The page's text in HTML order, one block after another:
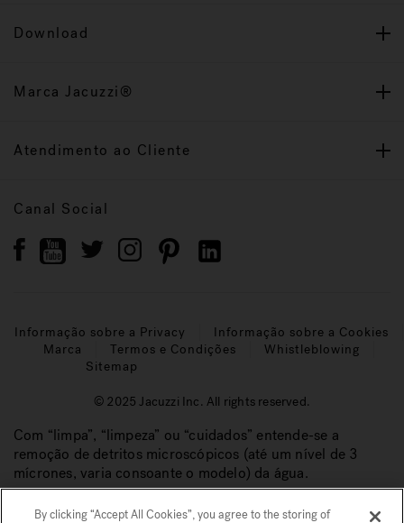
Download
Marca Jacuzzi®
Atendimento ao Cliente
Canal Social
Informação sobre a Privacy
Informação sobre a Cookies
Marca
Termos e Condições
Whistleblowing
Sitemap
© 2025 Jacuzzi Inc. All rights reserved.
Com “limpa”, “limpeza” ou “cuidados” entende-se a
remoção de detritos microscópicos (até um nível de 3
mícrones, varia consoante o modelo) da água.
By clicking “Accept All Cookies”, you agree to the storing of